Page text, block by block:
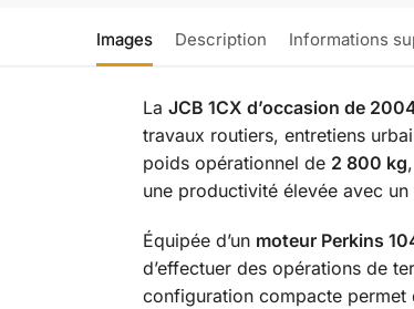
Images Description Informations
La JCB 1CX d’occasion de
travaux routiers, entretiens
poids opérationnel de 2 800 kg
une productivité élevée avec
Équipée d’un moteur Perkins
d’effectuer des opérations de
configuration compacte permet